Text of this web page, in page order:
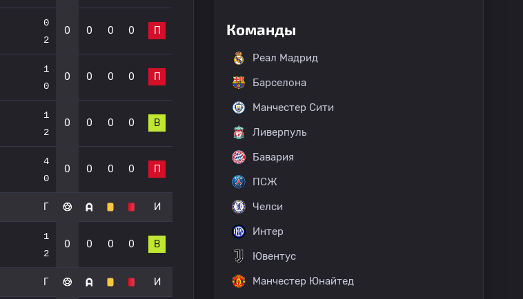
0
2
0 0 0 0 П
1
0
0 0 0 0 П
1
2
0 0 0 0 В
4
0
0 0 0 0 П
Г И
1
2
0 0 0 0 В
Г И
Команды
Реал Мадрид
Барселона
Манчестер Сити
Ливерпуль
Бавария
ПСЖ
Челси
Интер
Ювентус
Манчестер Юнайтед